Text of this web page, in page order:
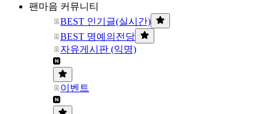
팬마음 커뮤니티
BEST 인기글(실시간)
BEST 명예의전당
자유게시판 (익명)
이벤트